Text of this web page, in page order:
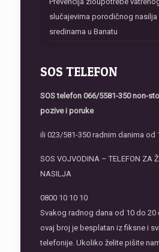
slučajevima porodičnog nasilja
sredinama u Banatu
SOS TELEFON
SOS telefon 066/5581-350 non-
pozive i poruke
ili 023/581-350 radnim danima od
SOS VOJVODINA – TELEFON ZA
NASILJA
0800 10 10 10
Svakog radnog dana od 10 do 20
ovaj broj je besplatan iz fiksne i
telefonije. Ukoliko želite pišite